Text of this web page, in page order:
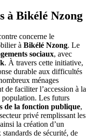
à Bikélé Nzong
concerne le
à Bikélé Nzong. Le
sociaux, avec
. À travers cette initiative,
durable aux difficultés
ménages
de faciliter l’accession à la
population. Les futurs
de la fonction publique,
privé remplissant les
la création d’un
de sécurité, de